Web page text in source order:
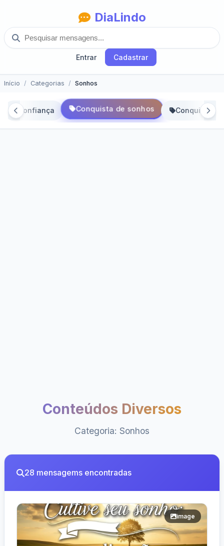
DiaLindo
Entrar Cadastrar
Início Categorias Sonhos
Confiança Conquista de sonhos Conquistas
Conteúdos Diversos
Categoria: Sonhos
28 mensagems encontradas
image